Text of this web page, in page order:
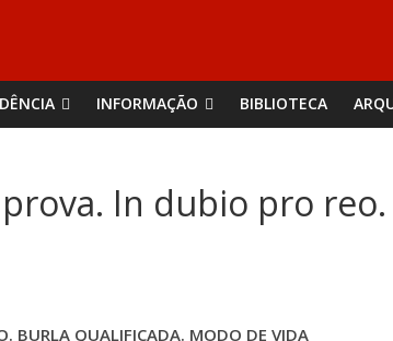
INFORMAÇÃO BIBLIOTECA
In dubio pro
BURLA QUALIFICADA. MODO DE VIDA